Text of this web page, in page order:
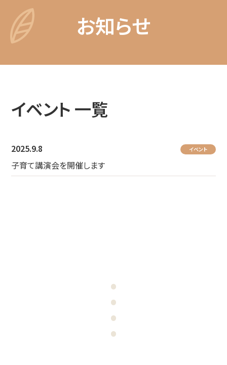
お知らせ
イベント 一覧
2025.9.8 イベント
子育て講演会を開催します